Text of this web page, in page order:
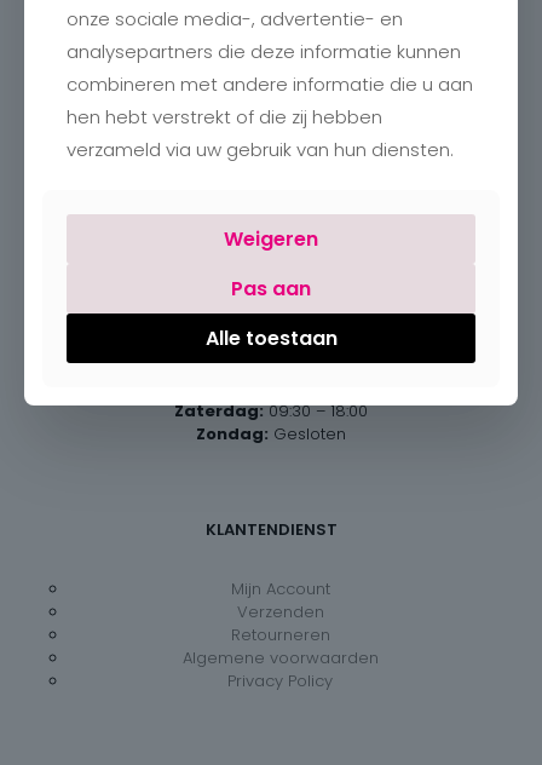
Charlotte
Romboutstraat 24
+32 89515466
info@charlottebilzen.be
Maandag: Gesloten
Zaterdag: 09:30 – 18:00
Zondag: Gesloten
KLANTENDIENST
Mijn Account
Verzenden
Retourneren
Algemene voorwaarden
Privacy Policy
onze sociale media-, advertentie- en
analysepartners die deze informatie kunnen
combineren met andere informatie die u aan
hen hebt verstrekt of die zij hebben
verzameld via uw gebruik van hun diensten.
Weigeren
Pas aan
Alle toestaan